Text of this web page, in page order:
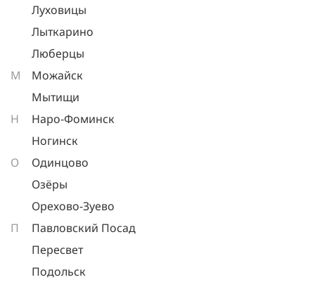
Луховицы
Лыткарино
Люберцы
М
Можайск
Мытищи
Н
Наро-Фоминск
Ногинск
О
Одинцово
Озёры
Орехово-Зуево
П
Павловский Посад
Пересвет
Подольск